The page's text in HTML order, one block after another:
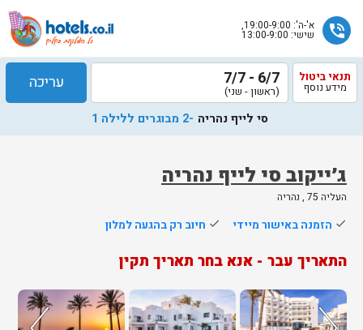
phone_in_talk א'-ה': 19:00-9:00,
שישי: 13:00-9:00
ג׳ייקוב סי לייף נהריה
העליה 75 , נהריה
תנאי ביטול
מידע נוסף 6/7 - 7/7
(ראשון - שני) עריכה
סי לייף נהריה -2 מבוגרים ללילה 1
done הזמנה באישור מיידי done חיוב רק בהגעה למלון
התאריך עבר - אנא בחר תאריך תקין